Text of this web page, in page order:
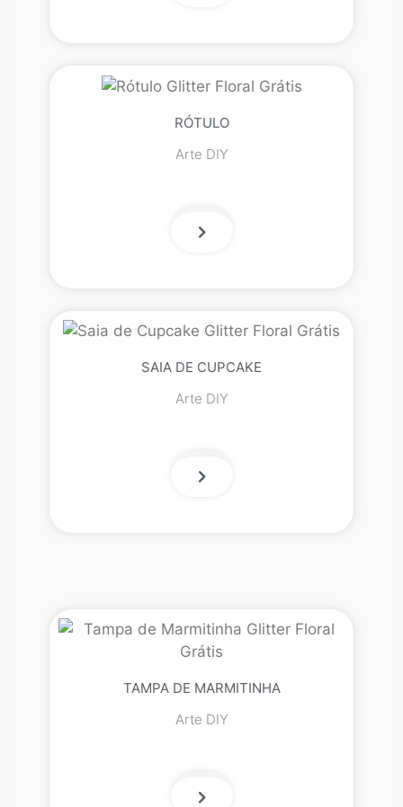
RÓTULO
Arte DIY
SAIA DE CUPCAKE
Arte DIY
TAMPA DE MARMITINHA
Arte DIY